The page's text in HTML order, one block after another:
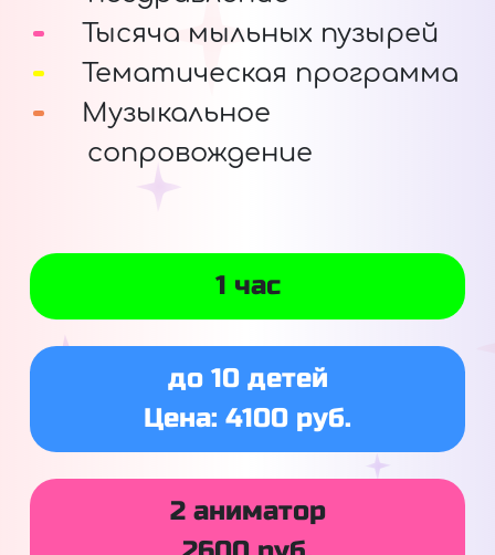
Тысяча мыльных пузырей
Тематическая программа
Музыкальное
сопровождение
1 час
до 10 детей
Цена: 4100 руб.
2 аниматор